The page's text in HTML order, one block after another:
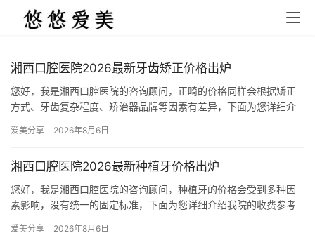
湘西口腔医院2026最新牙齿矫正价格出炉
您好，我是湘西口腔医院的咨询顾问，正畸的价格同样会根据矫正
方式、牙齿复杂程度、矫治器品牌等因素有差异，下面为您详细介
调整、…
爱美分享 2026年8月6日
湘西口腔医院2026最新种植牙价格出炉
您好，我是湘西口腔医院的咨询顾问，种植牙的价格会受到多种因
素影响，没有统一的固定标准，下面为您详细介绍我院的收费参考
体+…
爱美分享 2026年8月6日